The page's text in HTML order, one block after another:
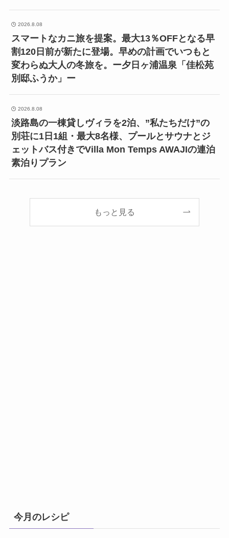
2026.8.08
スマートなカニ旅を提案。最大13％OFFとなる早
割120日前が新たに登場。早めの計画でいつもと
変わらぬ大人の冬旅を。ー夕日ヶ浦温泉「佳松苑
別邸ふうか」ー
2026.8.08
淡路島の一棟貸しヴィラを2泊、”私たちだけ”の
別荘に1日1組・最大8名様、プールとサウナとジ
ェットバス付きでVilla Mon Temps AWAJIの連泊
素泊りプラン
もっと見る
今月のレシピ